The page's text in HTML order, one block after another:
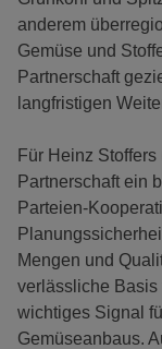
anderem
Gemüse und
Partnerschaft
langfristigen
Für Heinz
Partnerschaft ein
Parteien-
Mengen und
verlässliche Basis
wichtiges Signal
Gemüseanbaus.